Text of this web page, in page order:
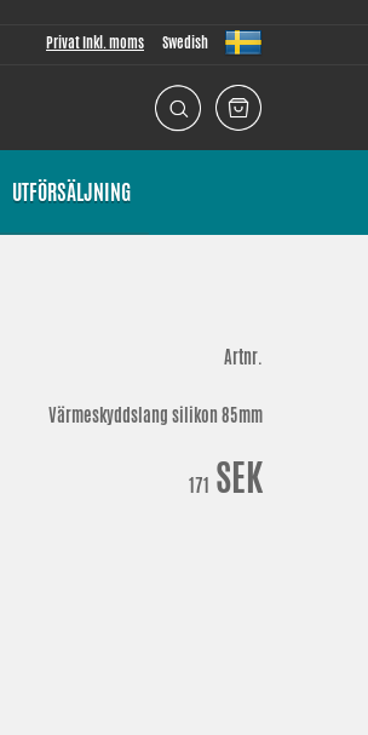
Privat Inkl. moms Swedish
UTFÖRSÄLJNING
Artnr.
Värmeskyddslang silikon 85mm
171 SEK